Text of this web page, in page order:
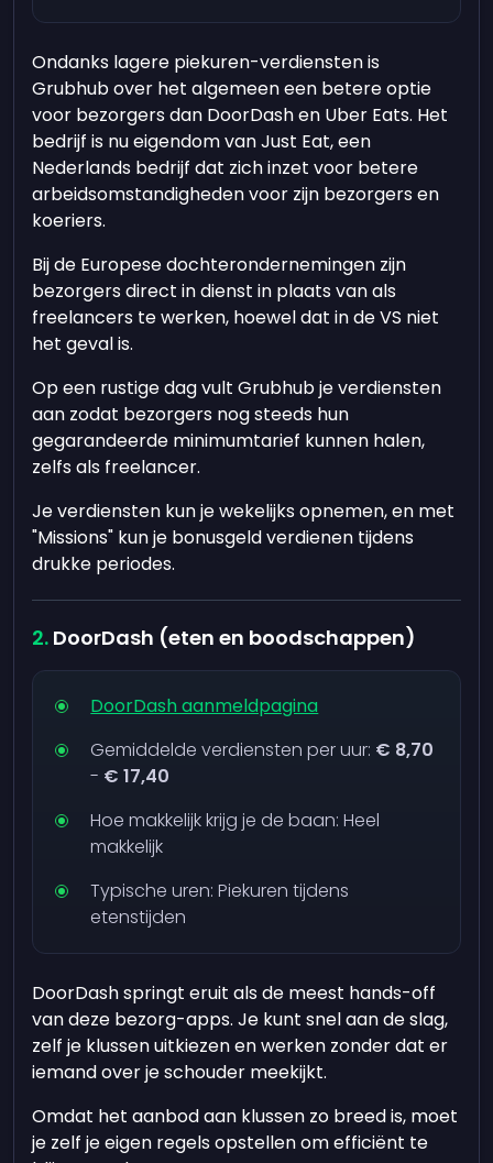
Ondanks lagere piekuren-verdiensten is
Grubhub over het algemeen een betere optie
voor bezorgers dan DoorDash en Uber Eats. Het
bedrijf is nu eigendom van Just Eat, een
Nederlands bedrijf dat zich inzet voor betere
arbeidsomstandigheden voor zijn bezorgers en
koeriers.
Bij de Europese dochterondernemingen zijn
bezorgers direct in dienst in plaats van als
freelancers te werken, hoewel dat in de VS niet
het geval is.
Op een rustige dag vult Grubhub je verdiensten
aan zodat bezorgers nog steeds hun
gegarandeerde minimumtarief kunnen halen,
zelfs als freelancer.
Je verdiensten kun je wekelijks opnemen, en met
"Missions" kun je bonusgeld verdienen tijdens
drukke periodes.
DoorDash (eten en boodschappen)
DoorDash aanmeldpagina
Gemiddelde verdiensten per uur: € 8,70
- € 17,40
Hoe makkelijk krijg je de baan: Heel
makkelijk
Typische uren: Piekuren tijdens
etenstijden
DoorDash springt eruit als de meest hands-off
van deze bezorg-apps. Je kunt snel aan de slag,
zelf je klussen uitkiezen en werken zonder dat er
iemand over je schouder meekijkt.
Omdat het aanbod aan klussen zo breed is, moet
je zelf je eigen regels opstellen om efficiënt te